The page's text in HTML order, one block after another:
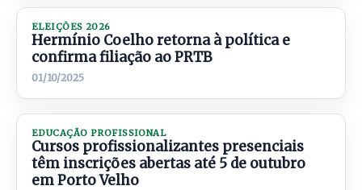
ELEIÇÕES 2026
Hermínio Coelho retorna à política e
confirma filiação ao PRTB
01/10/2025
EDUCAÇÃO PROFISSIONAL
Cursos profissionalizantes presenciais
têm inscrições abertas até 5 de outubro
em Porto Velho